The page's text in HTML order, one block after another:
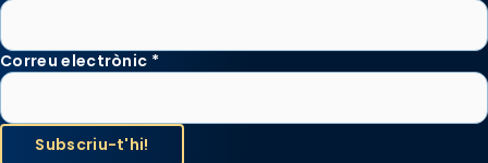
Correu electrònic *